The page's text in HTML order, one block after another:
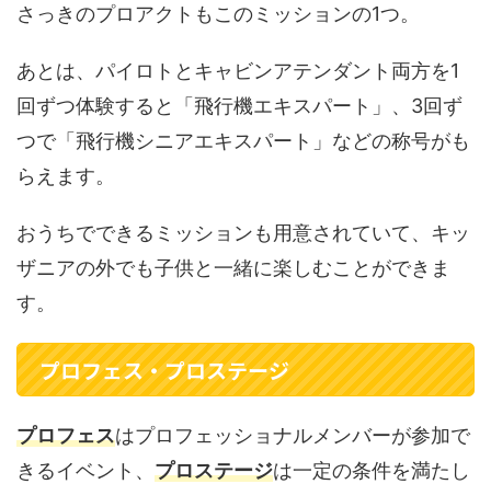
さっきのプロアクトもこのミッションの1つ。
あとは、パイロトとキャビンアテンダント両方を1
回ずつ体験すると「飛行機エキスパート」、3回ず
つで「飛行機シニアエキスパート」などの称号がも
らえます。
おうちでできるミッションも用意されていて、キッ
ザニアの外でも子供と一緒に楽しむことができま
す。
プロフェス・プロステージ
プロフェスはプロフェッショナルメンバーが参加で
きるイベント、 プロステージは一定の条件を満たし